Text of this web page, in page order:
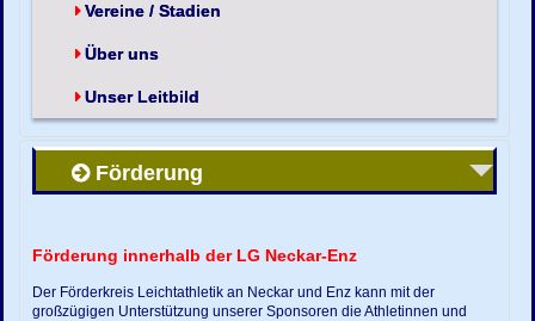
Vereine / Stadien
Über uns
Unser Leitbild
Förderung
Förderung innerhalb der LG Neckar-Enz
Der Förderkreis Leichtathletik an Neckar und Enz kann mit der
großzügigen Unterstützung unserer Sponsoren die Athletinnen und